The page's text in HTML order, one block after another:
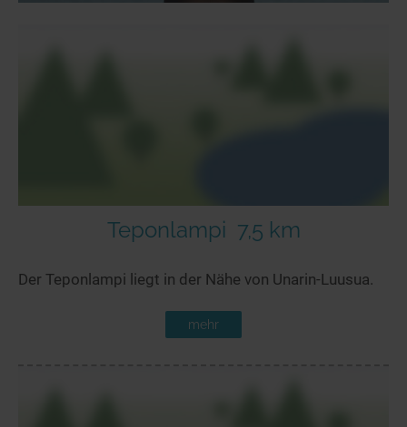
Teponlampi 7,5 km
Der Teponlampi liegt in der Nähe von Unarin-Luusua.
mehr